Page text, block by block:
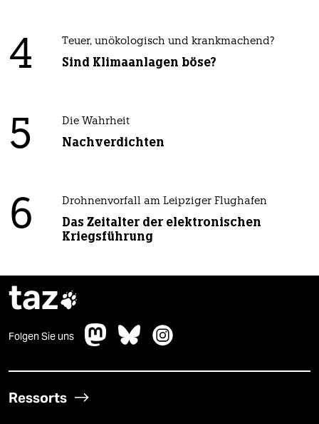
4 Teuer, unökologisch und krankmachend?
Sind Klimaanlagen böse?
5 Die Wahrheit
Nachverdichten
6 Drohnenvorfall am Leipziger Flughafen
Das Zeitalter der elektronischen
Kriegsführung
taz
Folgen Sie uns
Ressorts